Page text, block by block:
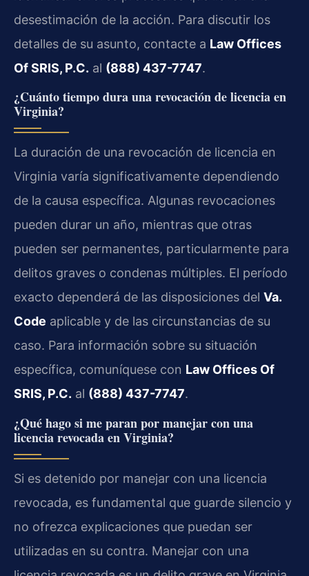
desestimación de la acción. Para discutir los
detalles de su asunto, contacte a Law Offices
Of SRIS, P.C. al (888) 437-7747.
¿Cuánto tiempo dura una revocación de licencia en
Virginia?
La duración de una revocación de licencia en
Virginia varía significativamente dependiendo
de la causa específica. Algunas revocaciones
pueden durar un año, mientras que otras
pueden ser permanentes, particularmente para
delitos graves o condenas múltiples. El período
exacto dependerá de las disposiciones del Va.
Code aplicable y de las circunstancias de su
caso. Para información sobre su situación
específica, comuníquese con Law Offices Of
SRIS, P.C. al (888) 437-7747.
¿Qué hago si me paran por manejar con una
licencia revocada en Virginia?
Si es detenido por manejar con una licencia
revocada, es fundamental que guarde silencio y
no ofrezca explicaciones que puedan ser
utilizadas en su contra. Manejar con una